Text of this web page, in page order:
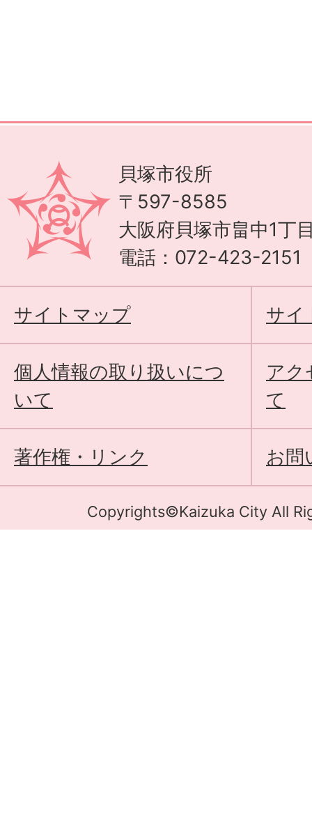
貝塚市役所
〒597-8585
大阪府貝塚市畠中1丁
電話：072-423-2151
サイトマップ サイ
個人情報の取り扱いにつ
いて
アク
て
著作権・リンク お問
Copyrights©Kaizuka City All